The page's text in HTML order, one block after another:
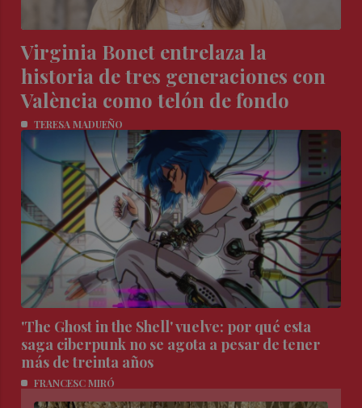
Virginia Bonet entrelaza la
historia de tres generaciones con
València como telón de fondo
TERESA MADUEÑO
'The Ghost in the Shell' vuelve: por qué esta
saga ciberpunk no se agota a pesar de tener
más de treinta años
FRANCESC MIRÓ